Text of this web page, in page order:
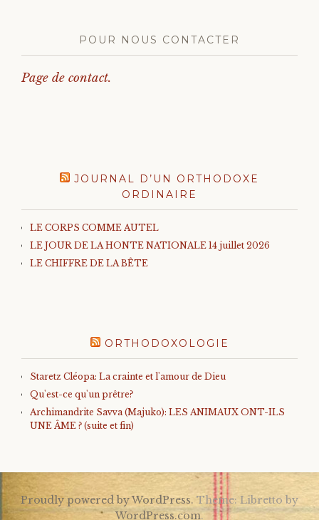
POUR NOUS CONTACTER
Page de contact.
JOURNAL D’UN ORTHODOXE
ORDINAIRE
LE CORPS COMME AUTEL
LE JOUR DE LA HONTE NATIONALE 14 juillet 2026
LE CHIFFRE DE LA BÊTE
ORTHODOXOLOGIE
Staretz Cléopa: La crainte et l'amour de Dieu
Qu'est-ce qu'un prêtre?
Archimandrite Savva (Majuko): LES ANIMAUX ONT-ILS
UNE ÂME ? (suite et fin)
Proudly powered by WordPress. Theme: Libretto by
WordPress.com.